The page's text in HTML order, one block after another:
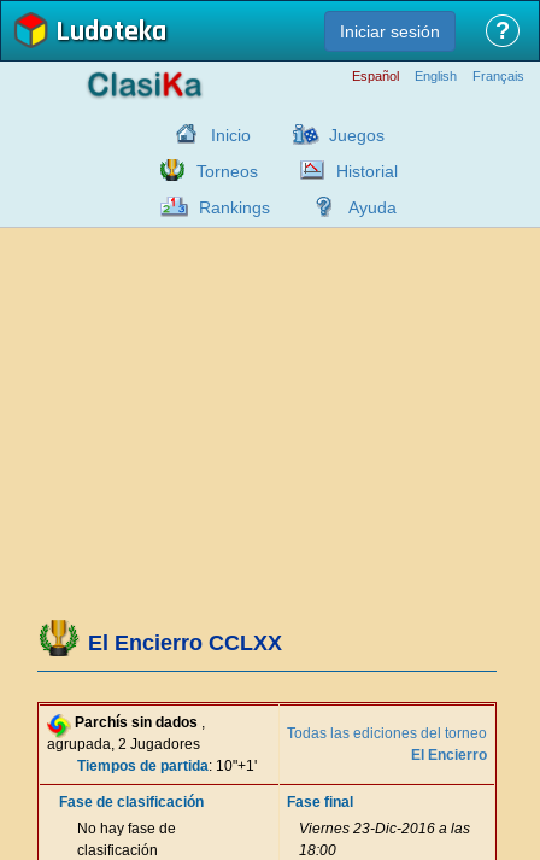
Ludoteka Iniciar sesión ?
Español English Français
Inicio
Juegos
Torneos
Historial
Rankings
Ayuda
El Encierro CCLXX
Parchís sin dados ,
agrupada, 2 Jugadores
Tiempos de partida: 10"+1'
Todas las ediciones del torneo
El Encierro
Fase de clasificación
No hay fase de
clasificación
Fase final
Viernes 23-Dic-2016 a las
18:00